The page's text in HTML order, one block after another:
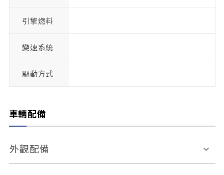
引擎燃料
變速系統
驅動方式
車輛配備
外觀配備